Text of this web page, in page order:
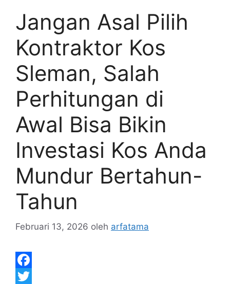
Jangan Asal Pilih
Kontraktor Kos
Sleman, Salah
Perhitungan di
Awal Bisa Bikin
Investasi Kos Anda
Mundur Bertahun-
Tahun
Februari 13, 2026 oleh arfatama
F